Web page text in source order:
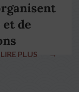
de
LIRE PLUS →